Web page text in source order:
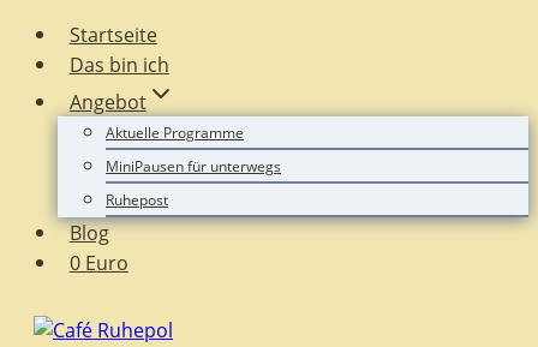
Zum
Inhalt
springen
Startseite
Das bin ich
Angebot
Aktuelle Programme
MiniPausen für unterwegs
Ruhepost
Blog
0 Euro